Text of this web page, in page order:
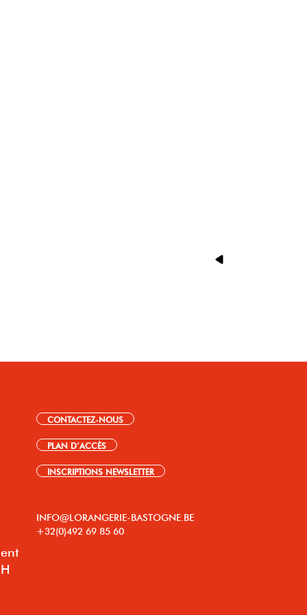
CONTACTEZ-NOUS
PLAN D’ACCÈS
INSCRIPTIONS NEWSLETTER
INFO@LORANGERIE-BASTOGNE.BE
+32(0)492 69 85 60